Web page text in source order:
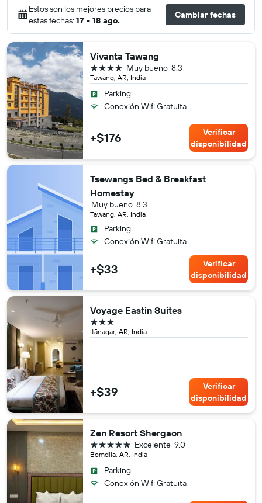
Estos son los mejores precios para
estas fechas: 17 - 18 ago.
Cambiar fechas
Vivanta Tawang
Tawang, AR, India
8.3
Muy bueno
4 estrellas
Parking
Conexión Wifi Gratuita
+$176
Verificar
disponibilidad
Tsewangs Bed & Breakfast
Homestay
Tawang, AR, India
8.3
Muy bueno
Parking
Conexión Wifi Gratuita
+$33
Verificar
disponibilidad
Voyage Eastin Suites
Itānagar, AR, India
3 estrellas
+$39
Verificar
disponibilidad
Zen Resort Shergaon
Bomdila, AR, India
9.0
Excelente
5 estrellas
Parking
Conexión Wifi Gratuita